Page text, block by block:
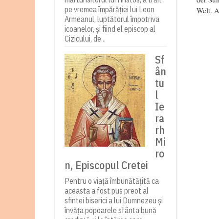
Welt.
pe vremea împărăției lui Leon
Armeanul, luptătorul împotriva
icoanelor, și fiind el episcop al
Cizicului, de...
Sf
ân
tu
l
Ie
ra
rh
Mi
ro
n, Episcopul Cretei
Pentru o viață îmbunătățită ca
aceasta a fost pus preot al
sfintei biserici a lui Dumnezeu și
învăța popoarele sfânta bună